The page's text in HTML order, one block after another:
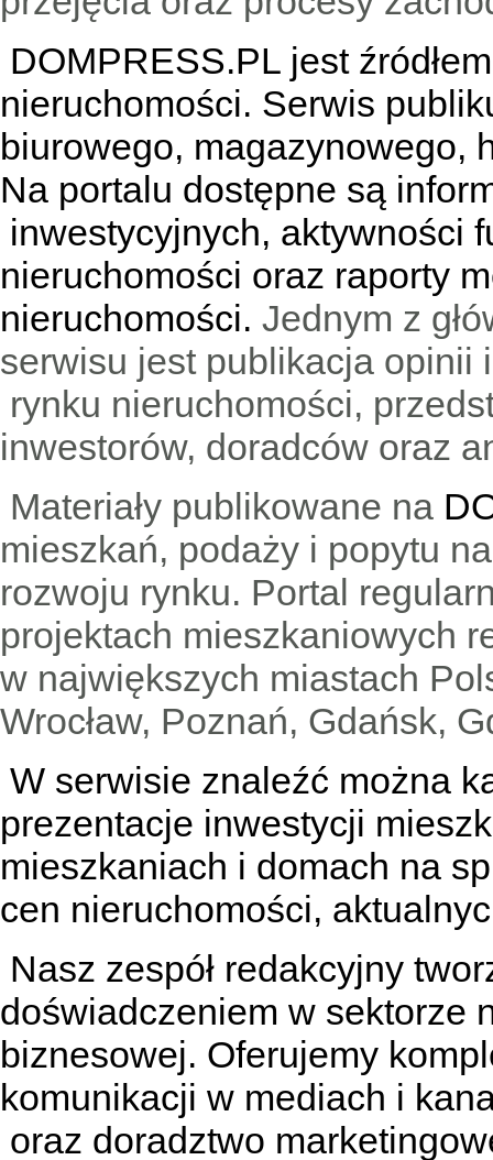
DOMPRESS.PL jest
nieruchomości. Serwis
biurowego, magazynowego,
Na portalu dostępne są
inwestycyjnych, aktywności
nieruchomości oraz raporty
nieruchomości. Jednym z
serwisu jest publikacja
rynku nieruchomości,
inwestorów, doradców oraz
Materiały publikowane na
mieszkań, podaży i popytu
rozwoju rynku. Portal
projektach mieszkaniowych
w największych miastach
Wrocław, Poznań, Gdańsk,
W serwisie znaleźć można
prezentacje inwestycji
mieszkaniach i domach na
cen nieruchomości,
Nasz zespół redakcyjny
doświadczeniem w sektorze
biznesowej. Oferujemy
komunikacji w mediach i
oraz doradztwo